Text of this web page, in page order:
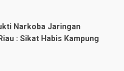
Narkoba Jaringan
: Sikat Habis Kampung